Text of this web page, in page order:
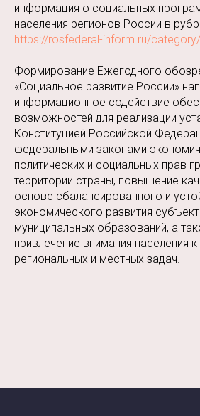
информация о социальных
населения регионов России в
https://rosfederal-inform.ru/
Формирование Ежегодного
«Социальное развитие России»
информационное содействие
возможностей для реализации
Конституцией Российской
федеральными законами
политических и социальных прав
территории страны, повышение
основе сбалансированного и
экономического развития
муниципальных образований, а
привлечение внимания населения
региональных и местных задач.